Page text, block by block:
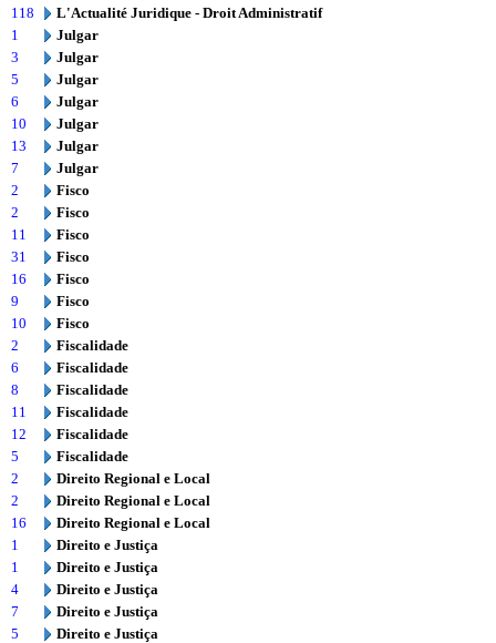
118
L'Actualité Juridique - Droit Administratif
1
Julgar
3
Julgar
5
Julgar
6
Julgar
10
Julgar
13
Julgar
7
Julgar
2
Fisco
2
Fisco
11
Fisco
31
Fisco
16
Fisco
9
Fisco
10
Fisco
2
Fiscalidade
6
Fiscalidade
8
Fiscalidade
11
Fiscalidade
12
Fiscalidade
5
Fiscalidade
2
Direito Regional e Local
2
Direito Regional e Local
16
Direito Regional e Local
1
Direito e Justiça
1
Direito e Justiça
4
Direito e Justiça
7
Direito e Justiça
5
Direito e Justiça